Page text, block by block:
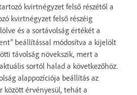
kvirtnégyzet felső részétől a
kvirtnégyzet felső részéig
és a sortávolság értékét a
beállítással módosítva a kijelölt
távolság növekszik, mert a
sortól halad a következőhöz.
alappozíciója beállítás az
között érvényesül, tehát a